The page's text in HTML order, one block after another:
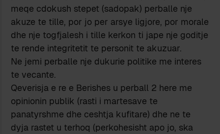
meqe cdokush stepet (sadopak) perballe nje
akuze te tille, por jo per arsye ligjore, por morale
dhe nje togfjalesh i tille kerkon ti jape nje goditje
te rende integritetit te personit te akuzuar.
Ne jemi perballe nje dukurie politike me interes
te vecante.
Qeverisja e re e Berishes u perball 2 here me
opinionin publik (rasti i martesave te
panatyrshme dhe ceshtja kufitare) dhe ne te
dyja rastet u terhoq (perkohesisht apo jo, ska